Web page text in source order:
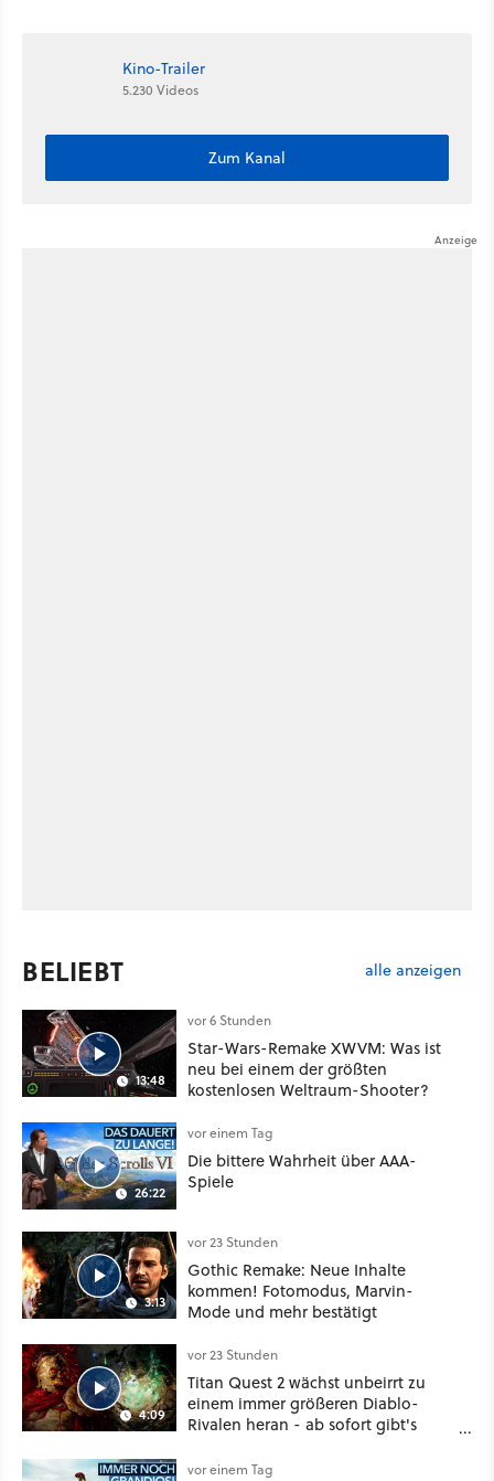
Kino-Trailer
5.230 Videos
Zum Kanal
BELIEBT alle anzeigen
13:48
vor 6 Stunden
Star-Wars-Remake XWVM: Was ist
neu bei einem der größten
kostenlosen Weltraum-Shooter?
26:22
vor einem Tag
Die bittere Wahrheit über AAA-
Spiele
3:13
vor 23 Stunden
Gothic Remake: Neue Inhalte
kommen! Fotomodus, Marvin-
Mode und mehr bestätigt
4:09
vor 23 Stunden
Titan Quest 2 wächst unbeirrt zu
einem immer größeren Diablo-
Rivalen heran - ab sofort gibt's
Klasse
vor einem Tag